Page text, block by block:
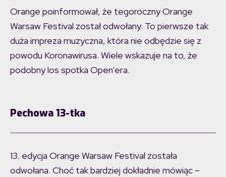
Orange poinformował, że tegoroczny Orange
Warsaw Festival został odwołany. To pierwsze tak
duża impreza muzyczna, która nie odbędzie się z
powodu Koronawirusa. Wiele wskazuje na to, że
podobny los spotka Open’era.
Pechowa 13-tka
13. edycja Orange Warsaw Festival została
odwołana. Choć tak bardziej dokładnie mówiąc –